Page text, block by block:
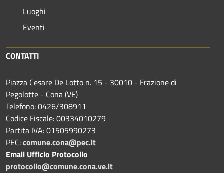
Luoghi
Eventi
CONTATTI
Piazza Cesare De Lotto n. 15 - 30010 - Frazione di
Pegolotte - Cona (VE)
Telefono: 0426/308911
Codice Fiscale: 00334010279
Partita IVA: 01505990273
PEC:comune.cona@pec.it
Email Ufficio Protocollo
protocollo@comune.cona.ve.it